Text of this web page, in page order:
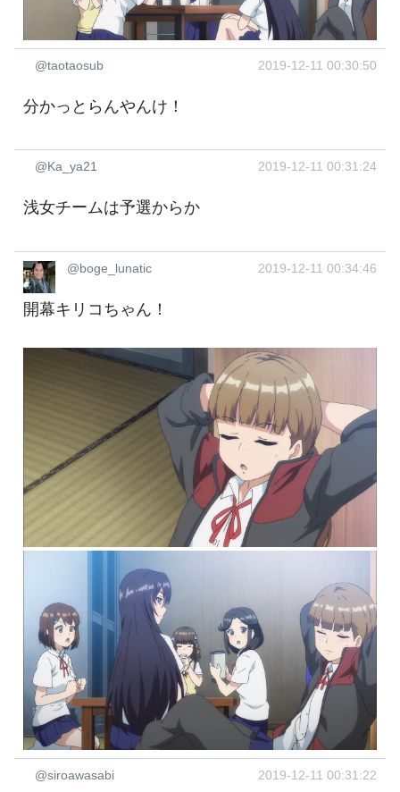
@taotaosub 2019-12-11 00:30:50
分かっとらんやんけ！
@Ka_ya21 2019-12-11 00:31:24
浅女チームは予選からか
@boge_lunatic 2019-12-11 00:34:46
開幕キリコちゃん！
@siroawasabi 2019-12-11 00:31:22